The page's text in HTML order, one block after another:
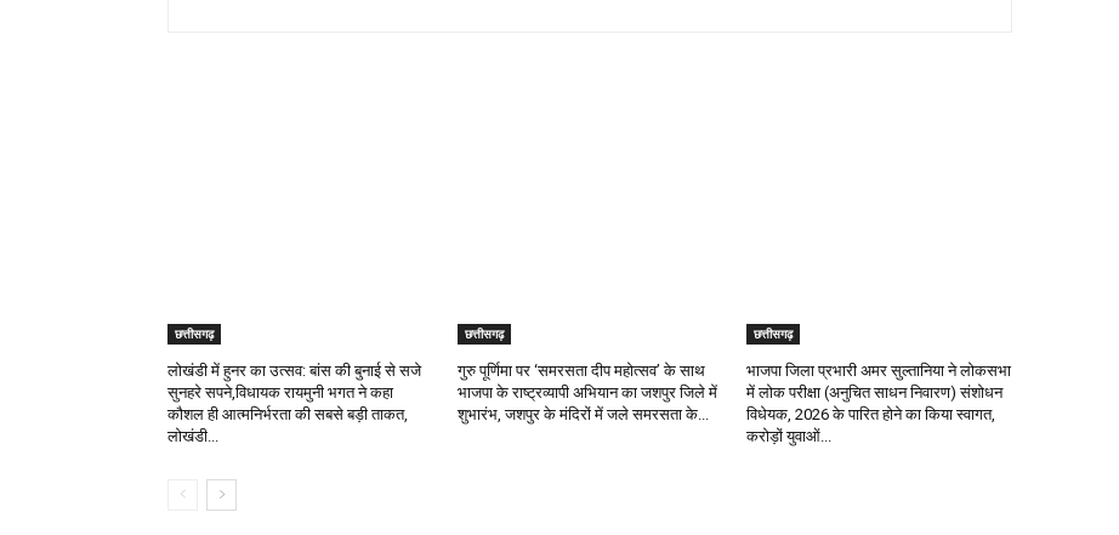
छत्तीसगढ़
लोखंडी में हुनर का उत्सव: बांस की बुनाई से सजे
सुनहरे सपने,विधायक रायमुनी भगत ने कहा
कौशल ही आत्मनिर्भरता की सबसे बड़ी ताकत,
लोखंडी...
छत्तीसगढ़
गुरु पूर्णिमा पर ‘समरसता दीप महोत्सव’ के साथ
भाजपा के राष्ट्रव्यापी अभियान का जशपुर जिले में
शुभारंभ, जशपुर के मंदिरों में जले समरसता के...
छत्तीसगढ़
भाजपा जिला प्रभारी अमर सुल्तानिया ने लोकसभा
में लोक परीक्षा (अनुचित साधन निवारण) संशोधन
विधेयक, 2026 के पारित होने का किया स्वागत,
करोड़ों युवाओं...